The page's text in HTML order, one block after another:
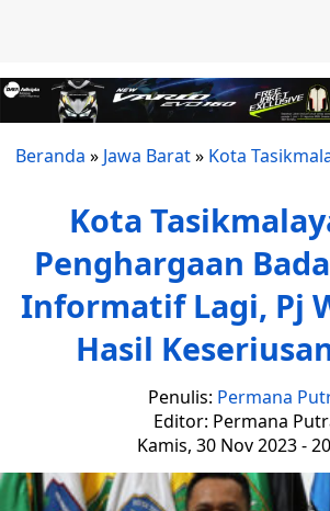
Beranda » Jawa Barat» Kota
Kota
Penghargaan
Informatif Lagi, Pj
Hasil
Penulis: Permana
Editor: Permana
Kamis, 30 Nov 2023 -